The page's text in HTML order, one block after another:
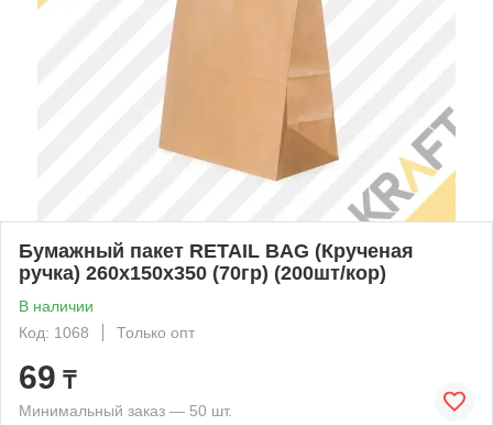
Бумажный пакет RETAIL BAG (Крученая
ручка) 260x150x350 (70гр) (200шт/кор)
В наличии
Код: 1068
Только опт
69 ₸
Минимальный заказ — 50 шт.